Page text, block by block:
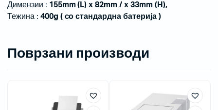
Димензии : 155mm (L) x 82mm / x 33mm (H),
Тежина : 400g ( со стандардна батерија )
Поврзани производи